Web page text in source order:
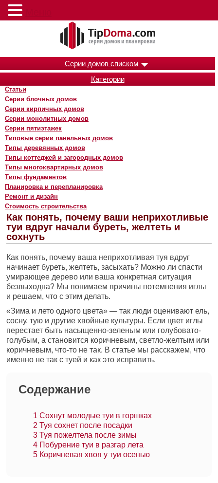
Серии домов списком
Категории
Статьи
Серии блочных домов
Серии кирпичных домов
Серии монолитных домов
Серии пятиэтажек
Типовые серии панельных домов
Типы деревянных домов
Типы коттеджей и загородных домов
Типы многоквартирных домов
Типы фундаментов
Планировка и перепланировка
Ремонт и дизайн
Стоимость строительства
Как понять, почему ваши неприхотливые
туи вдруг начали буреть, желтеть и
сохнуть
Как понять, почему ваша неприхотливая туя вдруг
начинает буреть, желтеть, засыхать? Можно ли спасти
умирающее дерево или ваша конкретная ситуация
безвыходна? Мы понимаем причины потемнения иглы
и решаем, что с этим делать.
«Зима и лето одного цвета» — так люди оценивают ель,
сосну, тую и другие хвойные культуры. Если цвет иглы
перестает быть насыщенно-зеленым или голубовато-
голубым, а становится коричневым, светло-желтым или
коричневым, что-то не так. В статье мы расскажем, что
именно не так с туей и как это исправить.
Содержание
1 Сохнут молодые туи в горшках
2 Туя сохнет после посадки
3 Туя пожелтела после зимы
4 Побурение туи в разгар лета
5 Коричневая хвоя у туи осенью